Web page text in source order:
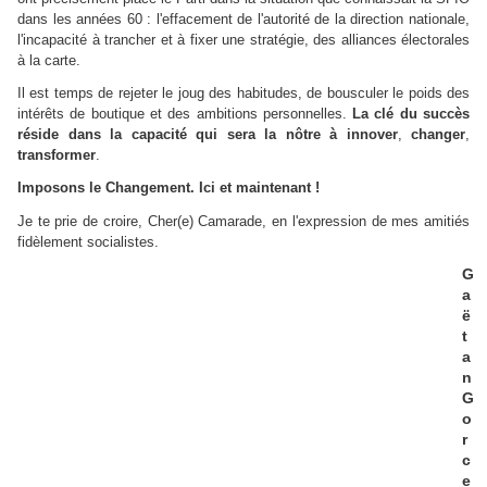
dans les années 60 : l'effacement de l'autorité de la direction nationale,
l'incapacité à trancher et à fixer une stratégie, des alliances électorales
à la carte.
Il est temps de rejeter le joug des habitudes, de bousculer le poids des
intérêts de boutique et des ambitions personnelles.
La clé du succès
réside dans la capacité qui sera la nôtre à innover, changer
transformer
Imposons le Changement. Ici et maintenant !
Je te prie de croire, Cher(e) Camarade, en l'expression de mes amitiés
fidèlement socialistes.
G
a
ë
t
a
n
G
o
r
c
e